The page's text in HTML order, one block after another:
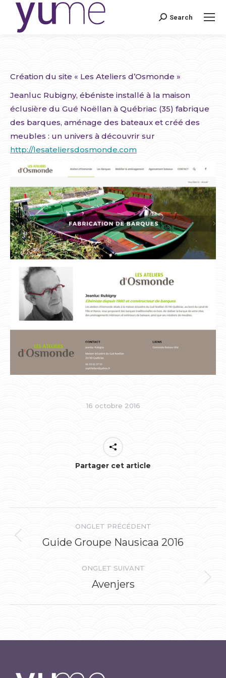
Search:
Search
Création du site « Les Ateliers d’Osmonde »
Jeanluc Rubigny, ébéniste installé à la maison
éclusière du Gué Noëllan à Québriac (35) fabrique
des barques, aménage des bateaux et créé des
meubles : un univers à découvrir sur
http://lesateliersdosmonde.com
16 octobre 2016
Partager cet article
de
commentaire
ONGLET PRÉCÉDENT
Onglet
Guide Groupe Nausicaa 2016
ONGLET SUIVANT
Onglet
Avenjers